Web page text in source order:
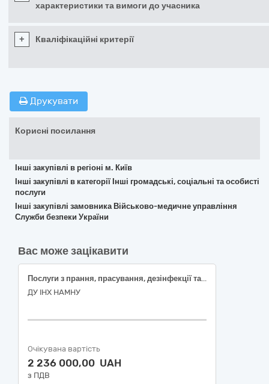
характеристики та вимоги до учасника
+ Кваліфікаційні критерії
Друкувати
Корисні посилання
Інші закупівлі в регіоні м. Київ
Інші закупівлі в категорії Інші громадські, соціальні та особисті
послуги
Інші закупівлі замовника Військово-медичне управління
Служби безпеки України
Вас може зацікавити
Послуги з прання, прасування, дезінфекції та укомплектування спальних місць постільною білизною
ДУ ІНХ НАМНУ
Очікувана вартість
2 236 000,00 UAH
з ПДВ